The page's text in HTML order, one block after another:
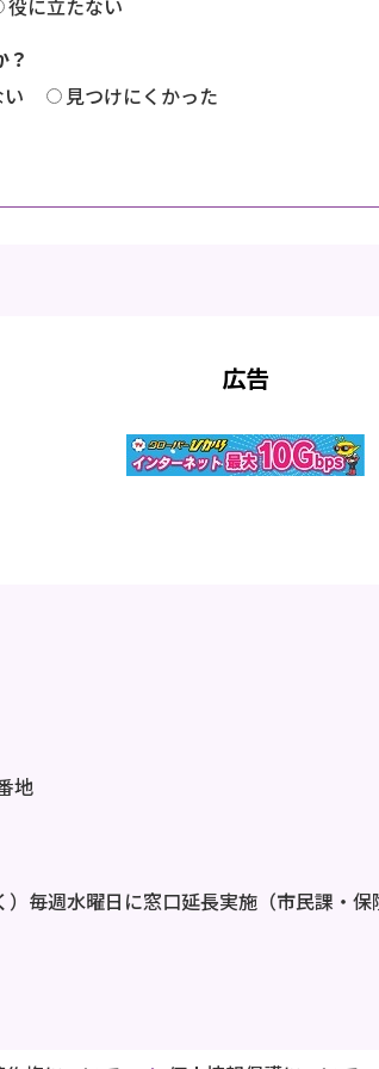
役に立たない
？
見つけにくかった
広告
地
毎週水曜日に窓口延長実施（市民課・